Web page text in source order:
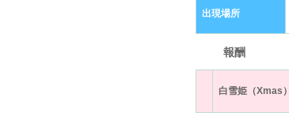
出現場所
報酬
白雪姫（Xmas